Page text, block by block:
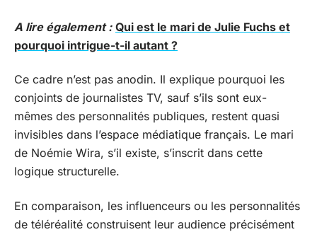
A lire également : Qui est le mari de Julie Fuchs et
pourquoi intrigue-t-il autant ?
Ce cadre n’est pas anodin. Il explique pourquoi les
conjoints de journalistes TV, sauf s’ils sont eux-
mêmes des personnalités publiques, restent quasi
invisibles dans l’espace médiatique français. Le mari
de Noémie Wira, s’il existe, s’inscrit dans cette
logique structurelle.
En comparaison, les influenceurs ou les personnalités
de téléréalité construisent leur audience précisément